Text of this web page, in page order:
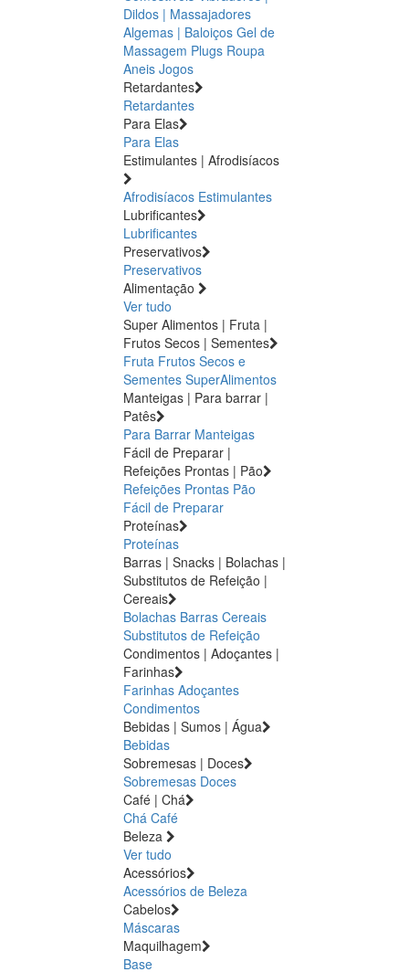
Dildos | Massajadores
Algemas | Baloiços Gel de
Massagem Plugs Roupa
Aneis Jogos
Retardantes
Retardantes
Para Elas
Para Elas
Estimulantes | Afrodisíacos
Afrodisíacos Estimulantes
Lubrificantes
Lubrificantes
Preservativos
Preservativos
Alimentação
Ver tudo
Super Alimentos | Fruta |
Frutos Secos | Sementes
Fruta Frutos Secos e
Sementes SuperAlimentos
Manteigas | Para barrar |
Patês
Para Barrar Manteigas
Fácil de Preparar |
Refeições Prontas | Pão
Refeições Prontas Pão
Fácil de Preparar
Proteínas
Proteínas
Barras | Snacks | Bolachas |
Substitutos de Refeição |
Cereais
Bolachas Barras Cereais
Substitutos de Refeição
Condimentos | Adoçantes |
Farinhas
Farinhas Adoçantes
Condimentos
Bebidas | Sumos | Água
Bebidas
Sobremesas | Doces
Sobremesas Doces
Café | Chá
Chá Café
Beleza
Ver tudo
Acessórios
Acessórios de Beleza
Cabelos
Máscaras
Maquilhagem
Base